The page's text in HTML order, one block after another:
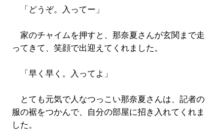
「どうぞ。入ってー」
家のチャイムを押すと、那奈夏さんが玄関まで走
ってきて、笑顔で出迎えてくれました。
「早く早く。入ってよ」
とても元気で人なつっこい那奈夏さんは、記者の
服の裾をつかんで、自分の部屋に招き入れてくれま
した。